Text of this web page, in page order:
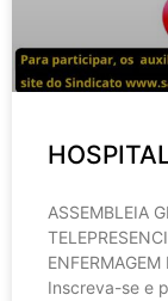
ASSEMBLEIA
Inscreva-se e